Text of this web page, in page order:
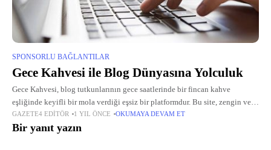
SPONSORLU BAĞLANTILAR
Gece Kahvesi ile Blog Dünyasına Yolculuk
Gece Kahvesi, blog tutkunlarının gece saatlerinde bir fincan kahve
eşliğinde keyifli bir mola verdiği eşsiz bir platformdur. Bu site, zengin ve
çeşitli içerikleriyle her yaştan okura hitap eder. Gece Kahvesi,
GAZETE4 EDITÖR 1 YIL ÖNCE OKUMAYA DEVAM ET
Bir yanıt yazın